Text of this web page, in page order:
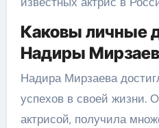
Каковы личные
Надиры
Надира Мирзаева
успехов в своей жизни.
актрисой, получила